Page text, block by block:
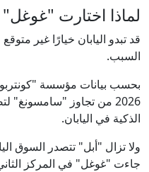
لماذا اختارت "غوغل"
قد تبدو اليابان خيارًا غير
السبب.
بحسب بيانات مؤسسة
2026 من تجاوز "سامسونغ"
الذكية في اليابان.